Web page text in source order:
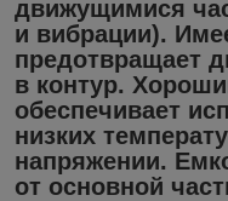
движущимися
и вибрации).
предотвращает
в контур.
обеспечивает
низких
напряжении.
от основной